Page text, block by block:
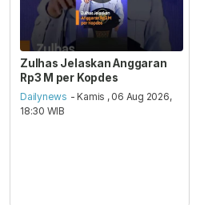
Zulhas Jelaskan Anggaran
Rp3 M per Kopdes
Dailynews - Kamis , 06 Aug 2026,
18:30 WIB